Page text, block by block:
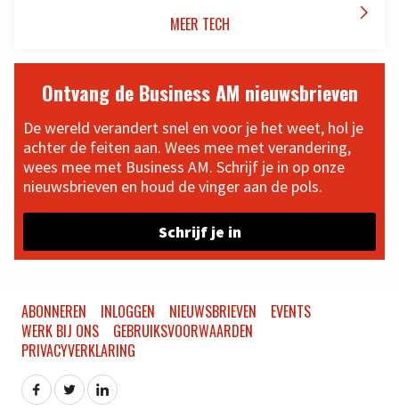
MEER TECH 
Ontvang de Business AM nieuwsbrieven
De wereld verandert snel en voor je het weet, hol je
achter de feiten aan. Wees mee met verandering,
wees mee met Business AM. Schrijf je in op onze
nieuwsbrieven en houd de vinger aan de pols.
Schrijf je in
ABONNEREN INLOGGEN NIEUWSBRIEVEN
EVENTS
WERK BIJ ONS
GEBRUIKSVOORWAARDEN
PRIVACYVERKLARING